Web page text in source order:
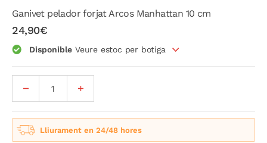
Ganivet pelador forjat Arcos Manhattan 10 cm
24,90€
Disponible Veure estoc per botiga
Lliurament en 24/48 hores